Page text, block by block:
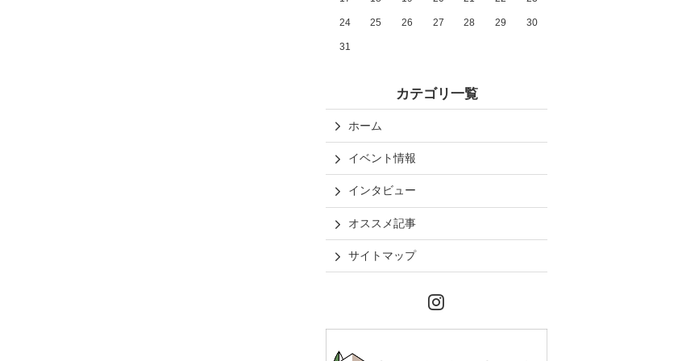
24 25 26 27 28 29 30
31
カテゴリ一覧
ホーム
イベント情報
インタビュー
オススメ記事
サイトマップ